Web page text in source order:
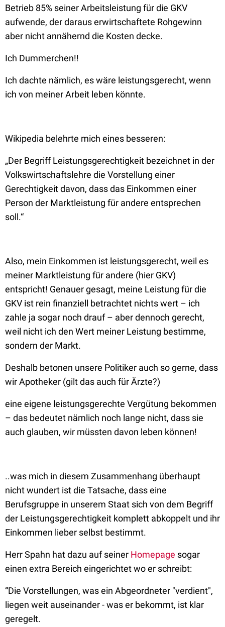
Betrieb 85% seiner Arbeitsleistung für die GKV
aufwende, der daraus erwirtschaftete Rohgewinn
aber nicht annähernd die Kosten decke.
Ich Dummerchen!!
Ich dachte nämlich, es wäre leistungsgerecht, wenn
ich von meiner Arbeit leben könnte.
Wikipedia belehrte mich eines besseren:
„Der Begriff Leistungsgerechtigkeit bezeichnet in der
Volkswirtschaftslehre die Vorstellung einer
Gerechtigkeitdavon, dass das Einkommen einer
Person der Marktleistung für andere entsprechen
soll.“
Also, mein Einkommen ist leistungsgerecht, weil es
meiner Marktleistung für andere (hier GKV)
entspricht! Genauer gesagt, meine Leistung für die
GKV ist rein finanziell betrachtet nichts wert – ich
zahle ja sogar noch drauf – aber dennoch gerecht,
weil nicht ich den Wert meiner Leistung bestimme,
sondern der Markt.
Deshalb betonen unsere Politiker auch so gerne, dass
wir Apotheker (gilt das auch für Ärzte?)
eine eigene leistungsgerechte Vergütung bekommen
– das bedeutet nämlich noch lange nicht, dass sie
auch glauben, wir müssten davon leben können!
..was mich in diesem Zusammenhang überhaupt
nicht wundert ist die Tatsache, dass eine
Berufsgruppe in unserem Staat sich von dem Begriff
der Leistungsgerechtigkeit komplett abkoppelt und ihr
Einkommen lieber selbst bestimmt.
Herr Spahn hat dazu auf seiner Homepage sogar
einen extra Bereich eingerichtet wo er schreibt:
“Die Vorstellungen, was ein Abgeordneter "verdient",
liegen weit auseinander - was er bekommt, ist klar
geregelt.